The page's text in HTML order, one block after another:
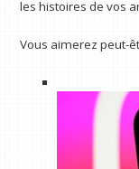
les histoires de vos
Vous aimerez peut-